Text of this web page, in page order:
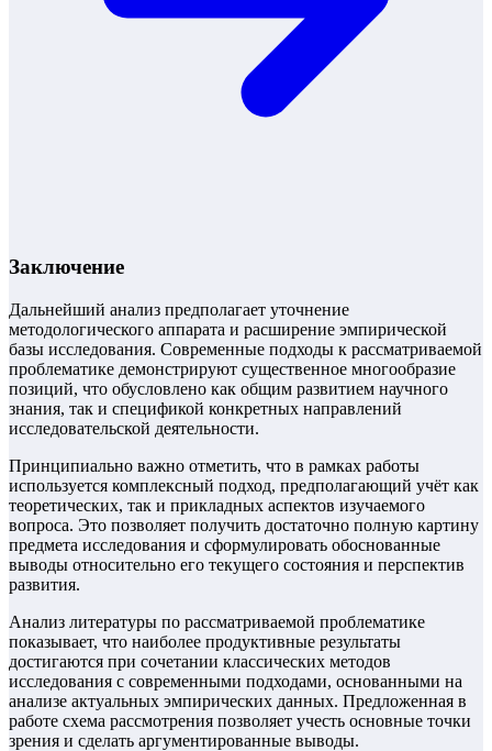
Заключение
Дальнейший анализ предполагает уточнение
методологического аппарата и расширение эмпирической
базы исследования. Современные подходы к рассматриваемой
проблематике демонстрируют существенное многообразие
позиций, что обусловлено как общим развитием научного
знания, так и спецификой конкретных направлений
исследовательской деятельности.
Принципиально важно отметить, что в рамках работы
используется комплексный подход, предполагающий учёт как
теоретических, так и прикладных аспектов изучаемого
вопроса. Это позволяет получить достаточно полную картину
предмета исследования и сформулировать обоснованные
выводы относительно его текущего состояния и перспектив
развития.
Анализ литературы по рассматриваемой проблематике
показывает, что наиболее продуктивные результаты
достигаются при сочетании классических методов
исследования с современными подходами, основанными на
анализе актуальных эмпирических данных. Предложенная в
работе схема рассмотрения позволяет учесть основные точки
зрения и сделать аргументированные выводы.